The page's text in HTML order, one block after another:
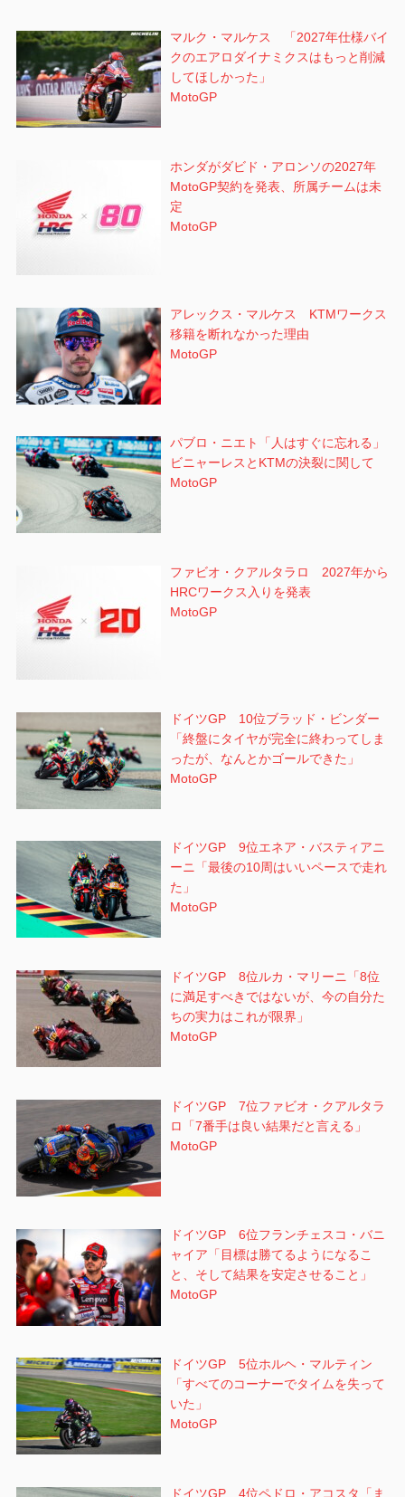
マルク・マルケス 「2027年仕様バイ
クのエアロダイナミクスはもっと削減
してほしかった」
MotoGP
ホンダがダビド・アロンソの2027年
MotoGP契約を発表、所属チームは未
定
MotoGP
アレックス・マルケス KTMワークス
移籍を断れなかった理由
MotoGP
パブロ・ニエト「人はすぐに忘れる」
ビニャーレスとKTMの決裂に関して
MotoGP
ファビオ・クアルタラロ 2027年から
HRCワークス入りを発表
MotoGP
ドイツGP 10位ブラッド・ビンダー
「終盤にタイヤが完全に終わってしま
ったが、なんとかゴールできた」
MotoGP
ドイツGP 9位エネア・バスティアニ
ーニ「最後の10周はいいペースで走れ
た」
MotoGP
ドイツGP 8位ルカ・マリーニ「8位
に満足すべきではないが、今の自分た
ちの実力はこれが限界」
MotoGP
ドイツGP 7位ファビオ・クアルタラ
ロ「7番手は良い結果だと言える」
MotoGP
ドイツGP 6位フランチェスコ・バニ
ャイア「目標は勝てるようになるこ
と、そして結果を安定させること」
MotoGP
ドイツGP 5位ホルヘ・マルティン
「すべてのコーナーでタイムを失って
いた」
MotoGP
ドイツGP 4位ペドロ・アコスタ「ま